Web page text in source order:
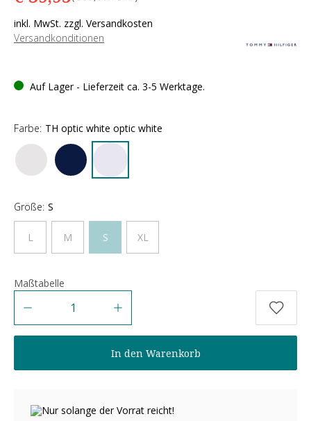
inkl. MwSt. zzgl. Versandkosten
Versandkonditionen
Auf Lager - Lieferzeit ca. 3-5 Werktage.
Farbe: TH optic white optic white
Größe: S
L M S XL
Maßtabelle
In den Warenkorb
Nur solange der Vorrat reicht!